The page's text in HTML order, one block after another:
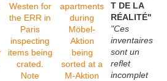
T DE LA
RÉALITÉ"
"Ces
inventaires
sont un
reflet
incomplet